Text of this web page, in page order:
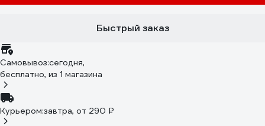
Быстрый заказ
Самовывоз:сегодня,
бесплатно, из 1 магазина
Курьером:завтра, от 290 ₽